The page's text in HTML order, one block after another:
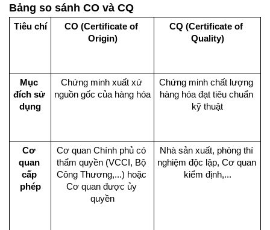
Bảng so sánh CO và CQ
Tiêu chí
CO (Certificate of
Origin)
CQ (Certificate of
Quality)
Mục
đích sử
dụng
Chứng minh xuất xứ
nguồn gốc của hàng hóa
Chứng minh chất lượng
hàng hóa đạt tiêu chuẩn
kỹ thuật
Cơ
quan
cấp
phép
Cơ quan Chính phủ có
thẩm quyền (VCCI, Bộ
Công Thương,...) hoặc
Cơ quan được ủy
quyền
Nhà sản xuất, phòng thí
nghiệm độc lập, Cơ quan
kiểm định,...